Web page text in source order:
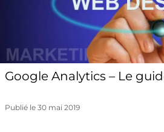
Google Analytics – Le
Publié le 30 mai 2019